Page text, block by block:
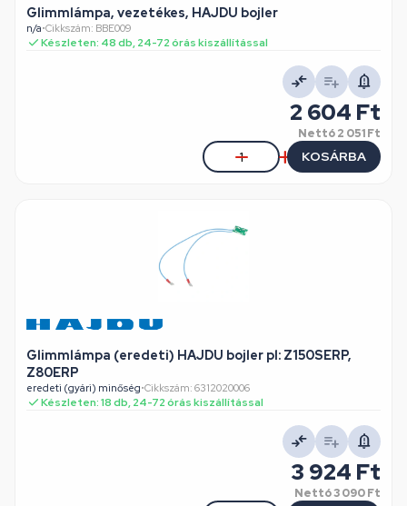
Glimmlámpa, vezetékes, HAJDU bojler
n/a•Cikkszám: BBE009
Készleten: 48 db, 24-72 órás kiszállítással
2 604 Ft
Nettó2 051 Ft
KOSÁRBA
Glimmlámpa (eredeti) HAJDU bojler pl: Z150SERP,
Z80ERP
eredeti (gyári) minőség•Cikkszám: 6312020006
Készleten: 18 db, 24-72 órás kiszállítással
3 924 Ft
Nettó3 090 Ft